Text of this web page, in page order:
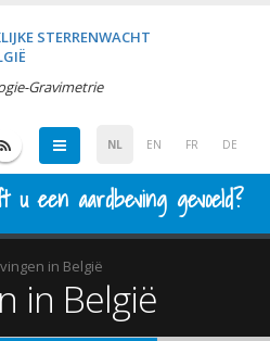
STERRENWACHT
Gravimetrie
NL EN FR DE
u een aardbeving gevoeld?
in België
in België